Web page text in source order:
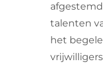
talenten
het